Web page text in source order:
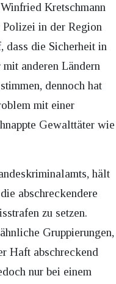
Kretschmann
in der Region
dass die Sicherheit in
anderen Ländern
dennoch hat
mit einer
Gewalttäter wie
hält
abschreckendere
zu setzen.
Gruppierungen,
Haft abschreckend
nur bei einem